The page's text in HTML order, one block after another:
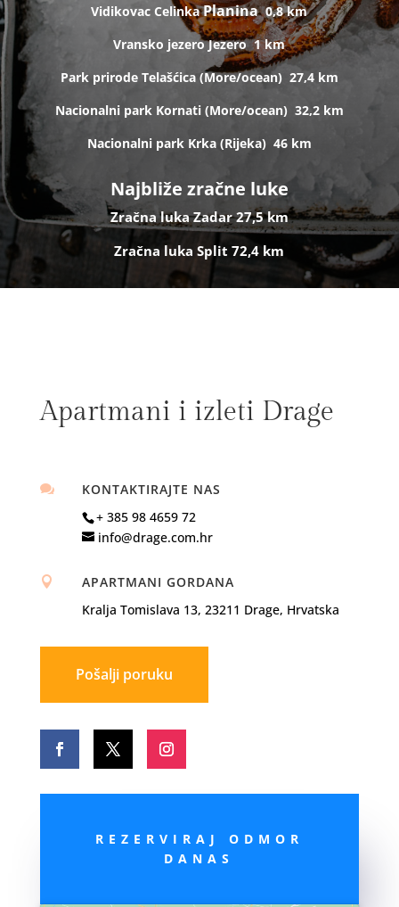
Vidikovac CelinkaPlanina0,8 km
Vransko jezeroJezero1 km
Park prirode Telašćica (More/ocean) 27,4 km
Nacionalni park Kornati (More/ocean) 32,2 km
Nacionalni park Krka (Rijeka) 46 km
Najbliže zračne luke
Zračna luka Zadar 27,5 km
Zračna luka Split 72,4 km
Apartmani i izleti Drage

KONTAKTIRAJTE NAS
+ 385 98 4659 72
info@drage.com.hr

APARTMANI GORDANA
Kralja Tomislava 13, 23211 Drage, Hrvatska
Pošalji poruku
REZERVIRAJ ODMOR
DANAS